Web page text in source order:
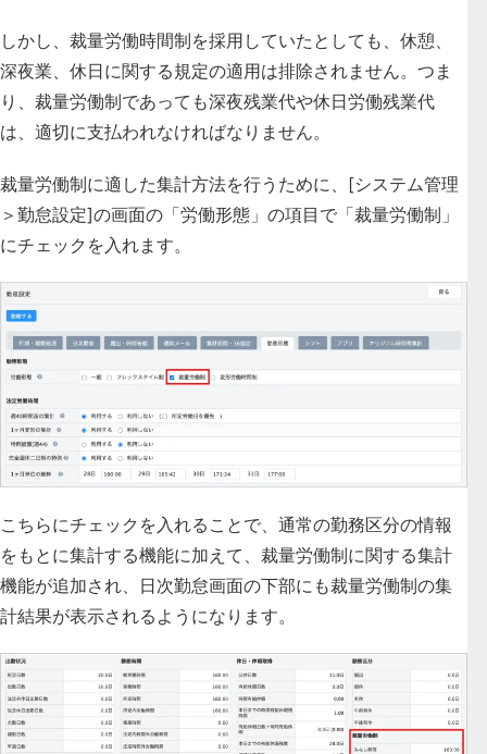
しかし、裁量労働時間制を採用していたとしても、休憩、
深夜業、休日に関する規定の適用は排除されません。つま
り、裁量労働制であっても深夜残業代や休日労働残業代
は、適切に支払われなければなりません。
裁量労働制に適した集計方法を行うために、[システム管理
＞勤怠設定]の画面の 「労働形態」の項目で「裁量労働制」
にチェックを入れます。
こちらにチェックを入れることで、通常の勤務区分の情報
をもとに集計する機能に加えて、裁量労働制に関する集計
機能が追加され、日次勤怠画面の下部にも裁量労働制の集
計結果が表示されるようになります。